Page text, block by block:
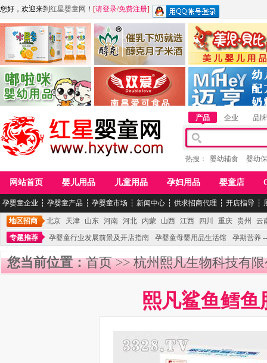
您好，欢迎来到 红星婴童网 ！ [请登录/免费注册]
江西麦嘟嘟食品有限公司
青岛嘟啦咪婴幼儿用品公司
江西醇之客月子米酒 惠州市美儿婴儿用品
湖南迈亨母婴用品有限
产品 企业 品牌
热搜： 婴幼辅食 婴幼
网站首页 婴儿用品 儿童用品 孕妇用品 婴童店
孕婴童企业 ┆ 孕婴童产品 ┆ 孕婴童市场 ┆ 新闻中心 ┆ 供求招商代理 ┆ 开店指导 ┆
地区招商 北京 天津 山东 河南 河北 内蒙 山西 江西 四川 重庆 贵州
云
专题推荐
孕婴童行业发展前景及开店指南 孕婴童母婴用品生活馆 孕期营养
您当前位置：首页>>杭州熙凡生物科技有
熙凡鲨鱼鳕鱼